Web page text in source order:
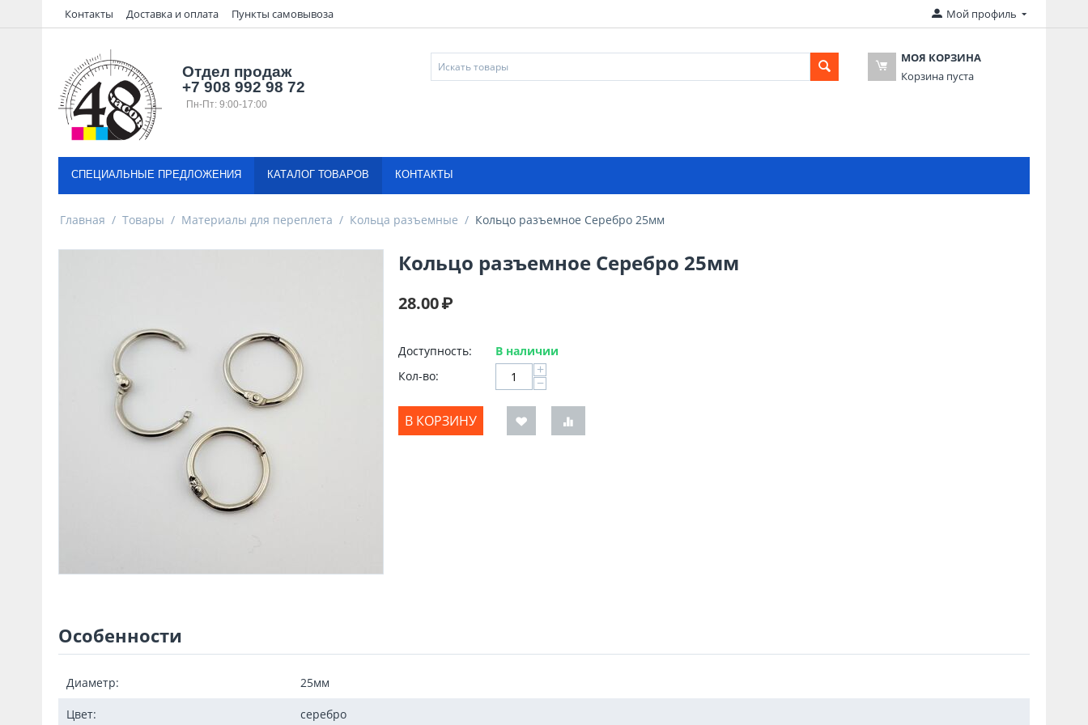
Контакты Доставка и оплата Пункты самовывоза Мой профиль
Отдел продаж
+7 908 992 98 72
Пн-Пт: 9:00-17:00
МОЯ КОРЗИНА
Корзина пуста
СПЕЦИАЛЬНЫЕ ПРЕДЛОЖЕНИЯ КАТАЛОГ ТОВАРОВ КОНТАКТЫ
Главная / Товары / Материалы для переплета / Кольца разъемные / Кольцо разъемное Серебро 25мм
Кольцо разъемное Серебро 25мм
28.00₽
Доступность:
В наличии
Кол-во:
+
−
В КОРЗИНУ
Особенности
Диаметр: 25мм
Цвет: серебро